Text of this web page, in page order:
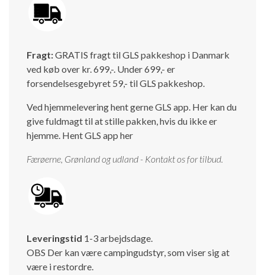
Fragt:GRATIS fragt til GLS pakkeshop i Danmark
ved køb over kr. 699,-. Under 699,- er
forsendelsesgebyret 59,- til GLS pakkeshop.
Ved hjemmelevering hent gerne GLS app. Her kan du
give fuldmagt til at stille pakken, hvis du ikke er
hjemme. Hent GLS app her
Færøerne, Grønland og udland - Kontakt os for tilbud.
Leveringstid 1-3 arbejdsdage.
OBS Der kan være campingudstyr, som viser sig at
være i restordre.